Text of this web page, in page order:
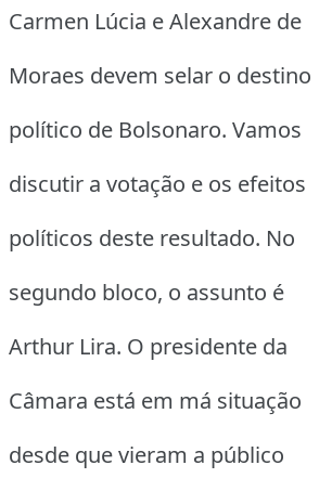
Carmen Lúcia e Alexandre de
Moraes devem selar o destino
político de Bolsonaro. Vamos
discutir a votação e os efeitos
políticos deste resultado. No
segundo bloco, o assunto é
Arthur Lira. O presidente da
Câmara está em má situação
desde que vieram a público